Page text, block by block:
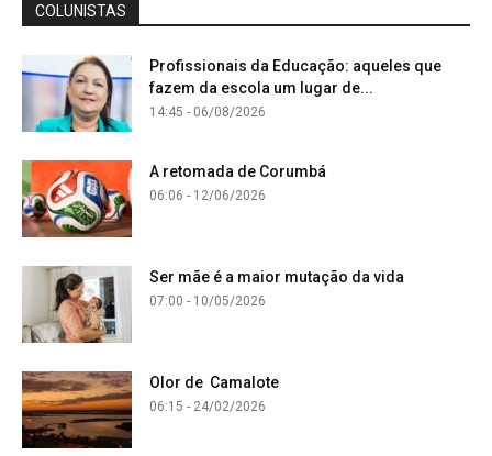
COLUNISTAS
Profissionais da Educação: aqueles que
fazem da escola um lugar de...
14:45 - 06/08/2026
A retomada de Corumbá
06:06 - 12/06/2026
Ser mãe é a maior mutação da vida
07:00 - 10/05/2026
Olor de Camalote
06:15 - 24/02/2026